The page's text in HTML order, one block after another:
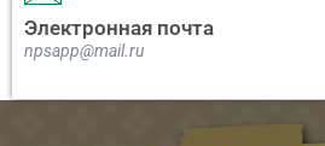
Электронная почта
npsapp@mail.ru